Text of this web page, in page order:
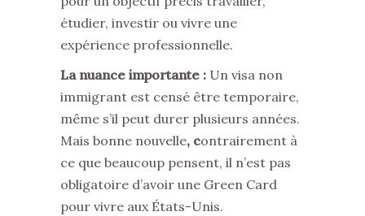
étudier, investir ou vivre une
expérience professionnelle.
La nuance importante : Un visa non
immigrant est censé être temporaire,
même s’il peut durer plusieurs années.
Mais bonne nouvelle, contrairement à
ce que beaucoup pensent, il n’est pas
obligatoire d’avoir une Green Card
pour vivre aux États-Unis.